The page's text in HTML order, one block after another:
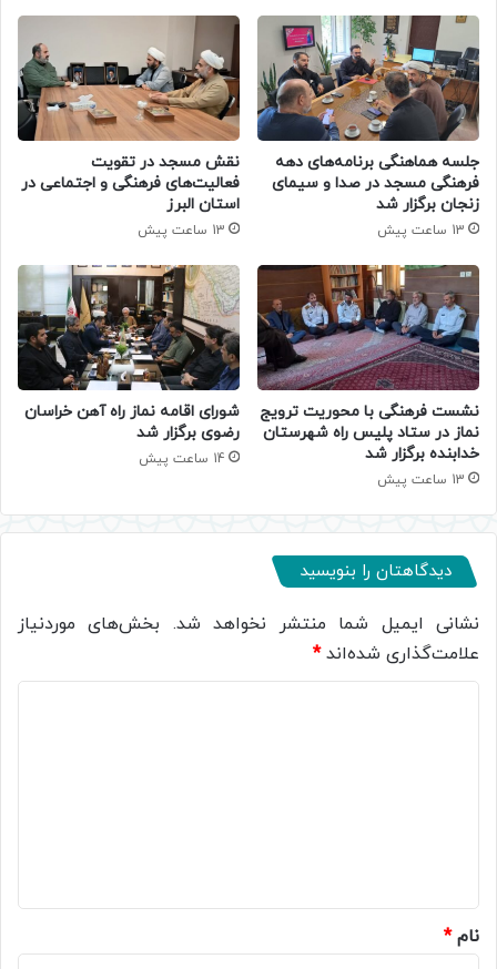
جلسه هماهنگی برنامه‌های دهه
فرهنگی مسجد در صدا و سیمای
زنجان برگزار شد
13 ساعت پیش
نقش مسجد در تقویت
فعالیت‌های فرهنگی و اجتماعی در
استان البرز
13 ساعت پیش
نشست فرهنگی با محوریت ترویج
نماز در ستاد پلیس راه شهرستان
خدابنده برگزار شد
13 ساعت پیش
شورای اقامه نماز راه آهن خراسان
رضوی برگزار شد
14 ساعت پیش
دیدگاهتان را بنویسید
نشانی ایمیل شما منتشر نخواهد شد. بخش‌های موردنیاز
علامت‌گذاری شده‌اند*
نام*